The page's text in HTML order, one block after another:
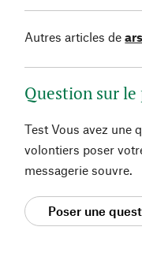
Autres articles de
Question sur
Test Vous avez une
volontiers poser
messagerie souvre.
Poser une